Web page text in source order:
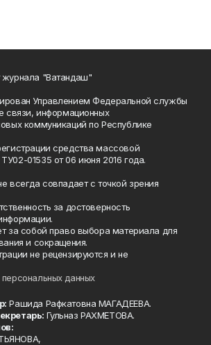
"Ватандаш"
Управлением Федеральной службы
связи, информационных
коммуникаций по Республике
средства массовой
01535 от 06 июня 2016 года.
всегда совпадает с точкой зрения
за достоверность
за собой право выбора материала для
и сокращения.
не рецензируются и не
данных
Рашида Рафкатовна МАГАДЕЕВА.
Гульназ РАХМЕТОВА.